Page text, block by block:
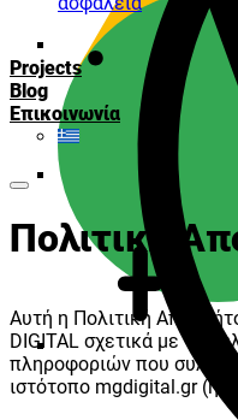
Projects
Blog
Επικοινωνία
Πολιτική
Αυτή η Πολιτική
DIGITAL σχετικά με τη
πληροφοριών που
ιστότοπο mgdigital.gr (η